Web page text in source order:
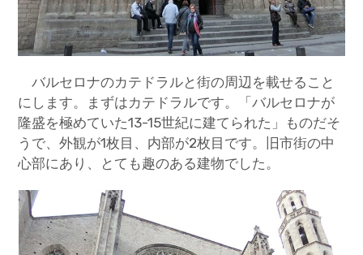
バルセロナのカテドラルと街の周辺を載せること
にします。まずはカテドラルです。「バルセロナが
隆盛を極めていた13-15世紀に建てられた」ものだそ
うで、外観が1枚目、内部が2枚目です。旧市街の中
心部にあり、とても趣のある建物でした。